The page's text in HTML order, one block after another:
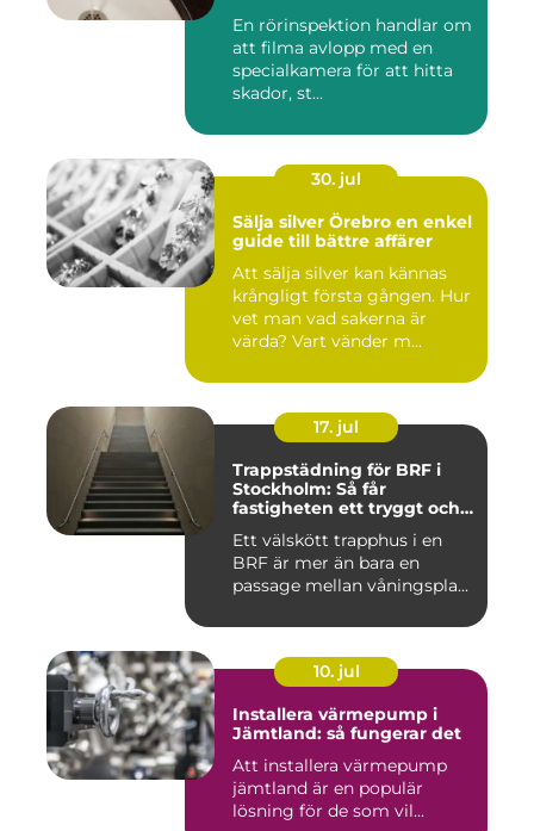
En rörinspektion handlar om
att filma avlopp med en
specialkamera för att hitta
skador, st...
30. jul
Sälja silver Örebro en enkel
guide till bättre affärer
Att sälja silver kan kännas
krångligt första gången. Hur
vet man vad sakerna är
värda? Vart vänder m...
17. jul
Trappstädning för BRF i
Stockholm: Så får
fastigheten ett tryggt och
Ett välskött trapphus i en
BRF är mer än bara en
passage mellan våningspla...
10. jul
Installera värmepump i
Jämtland: så fungerar det
Att installera värmepump
jämtland är en populär
lösning för de som vil...